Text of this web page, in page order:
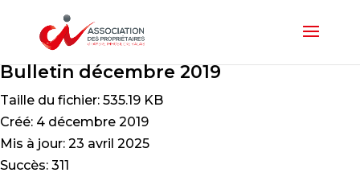
Bulletin décembre 2019
Taille du fichier: 535.19 KB
Créé: 4 décembre 2019
Mis à jour: 23 avril 2025
Succès: 311